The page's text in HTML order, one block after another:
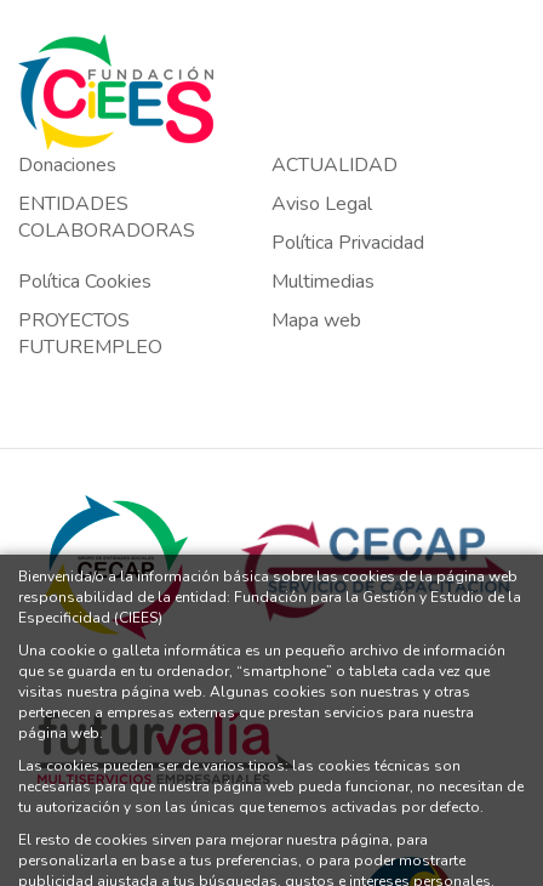
Donaciones
ACTUALIDAD
ENTIDADES
COLABORADORAS
Aviso Legal
Política Privacidad
Política Cookies
Multimedias
PROYECTOS
FUTUREMPLEO
Mapa web
Bienvenida/o a la información básica sobre las cookies de la página web
responsabilidad de la entidad: Fundación para la Gestión y Estudio de la
Especificidad (CIEES)
Una cookie o galleta informática es un pequeño archivo de información
que se guarda en tu ordenador, “smartphone” o tableta cada vez que
visitas nuestra página web. Algunas cookies son nuestras y otras
pertenecen a empresas externas que prestan servicios para nuestra
página web.
Las cookies pueden ser de varios tipos: las cookies técnicas son
necesarias para que nuestra página web pueda funcionar, no necesitan de
tu autorización y son las únicas que tenemos activadas por defecto.
El resto de cookies sirven para mejorar nuestra página, para
personalizarla en base a tus preferencias, o para poder mostrarte
publicidad ajustada a tus búsquedas, gustos e intereses personales.